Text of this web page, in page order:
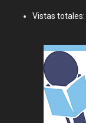
Vistas totales: